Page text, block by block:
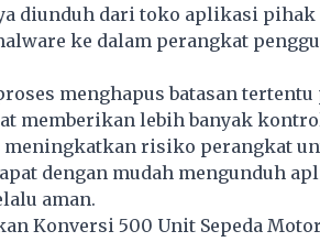
diunduh dari toko aplikasi
ke dalam perangkat
menghapus batasan tertentu
memberikan lebih banyak
meningkatkan risiko perangkat
dengan mudah mengunduh
aman.
Konversi 500 Unit Sepeda